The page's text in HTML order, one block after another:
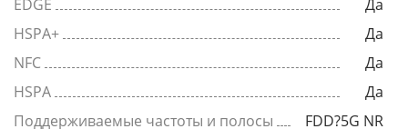
EDGE
Да
HSPA+
Да
NFC
Да
HSPA
Да
Поддерживаемые частоты и полосы
FDD?5G NR